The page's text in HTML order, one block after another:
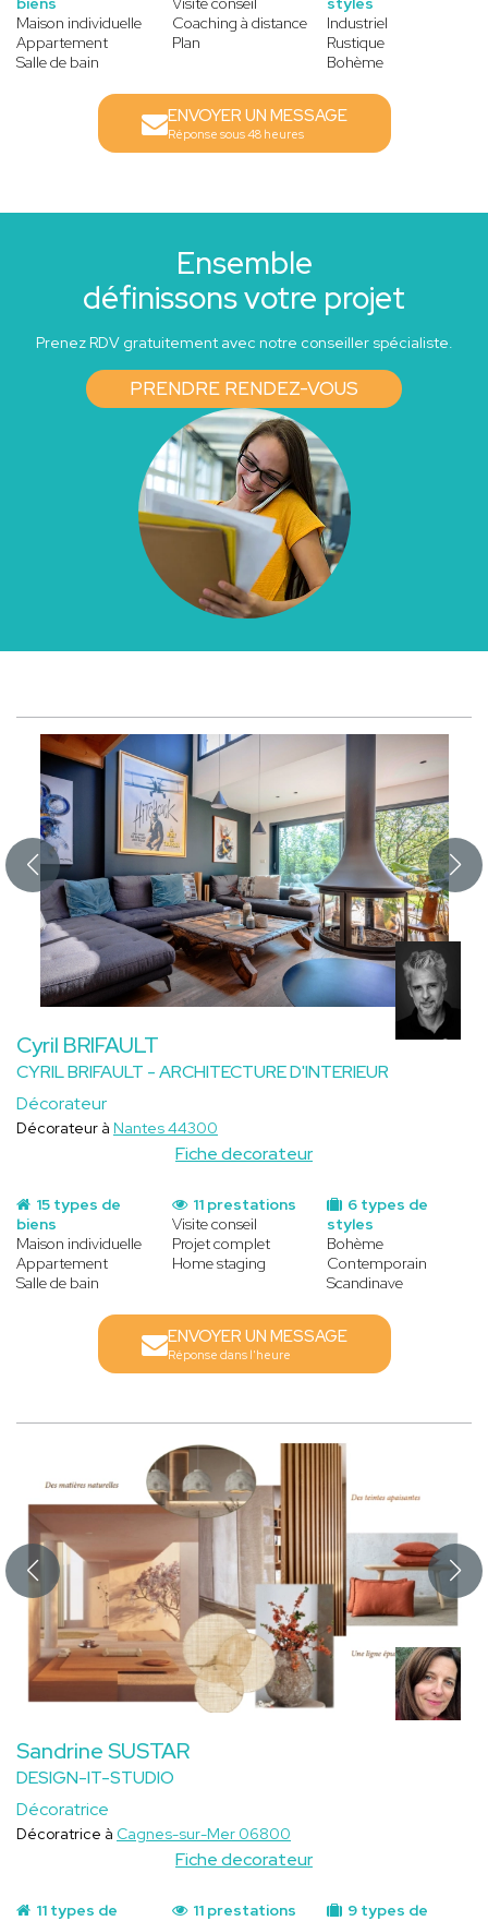
Maison individuelle
Appartement
Salle de bain
Industriel
Rustique
Bohème
Coaching à distance
Plan
ENVOYER UN MESSAGE
Réponse sous 48 heures
Ensemble
définissons votre projet
Prenez RDV gratuitement avec notre conseiller spécialiste.
PRENDRE RENDEZ-VOUS
Cyril BRIFAULT
CYRIL BRIFAULT - ARCHITECTURE D'INTERIEUR
Décorateur
Fiche decorateur
Décorateur à Nantes 44300
15 types de
biens
Maison individuelle
Appartement
Salle de bain
6 types de
styles
Bohème
Contemporain
Scandinave
11 prestations
Visite conseil
Projet complet
Home staging
ENVOYER UN MESSAGE
Réponse dans l'heure
Sandrine SUSTAR
DESIGN-IT-STUDIO
Décoratrice
Fiche decorateur
Décoratrice à Cagnes-sur-Mer 06800
11 types de
9 types de
11 prestations